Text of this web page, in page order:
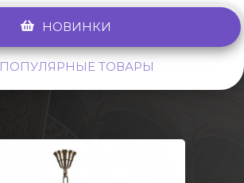
НОВИНКИ
ПОПУЛЯРНЫЕ ТОВАРЫ